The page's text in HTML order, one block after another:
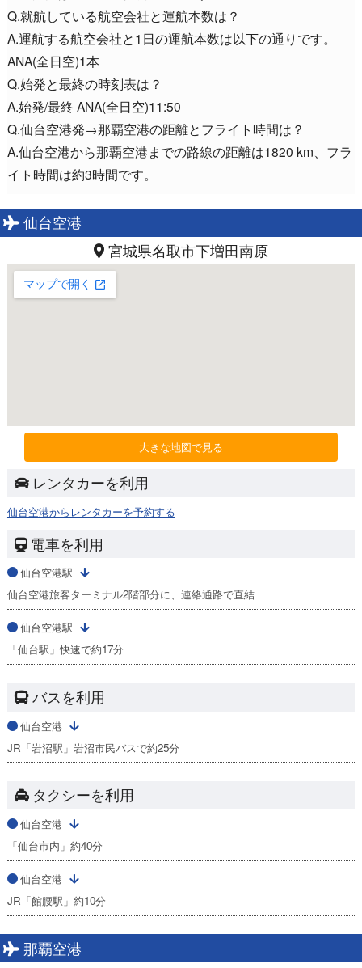
Q.就航している航空会社と運航本数は？
A.運航する航空会社と1日の運航本数は以下の通りです。
ANA(全日空)1本
Q.始発と最終の時刻表は？
A.始発/最終 ANA(全日空)11:50
Q.仙台空港発→那覇空港の距離とフライト時間は？
A.仙台空港から那覇空港までの路線の距離は1820 km、フラ
イト時間は約3時間です。
仙台空港
宮城県名取市下増田南原
大きな地図で見る
レンタカーを利用
仙台空港からレンタカーを予約する
電車を利用
仙台空港駅
仙台空港旅客ターミナル2階部分に、連絡通路で直結
仙台空港駅
「仙台駅」快速で約17分
バスを利用
仙台空港
JR「岩沼駅」岩沼市民バスで約25分
タクシーを利用
仙台空港
「仙台市内」約40分
仙台空港
JR「館腰駅」約10分
那覇空港